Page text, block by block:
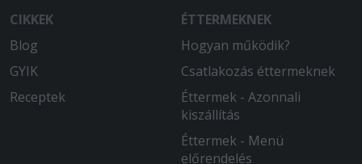
csak nagyon forgalmas időszakokban
haladja meg az egy órát. Igaz, nem túl
sok étterem szállít ki a mi
településünkre, de néhány azért igen,
viszont mi legtöbbször őket választjuk.
És nem is csak rendeléskor, hanem
olyankor is, amikor egyszer-egyszer
szeretnénk elmenni és beülni valahová,
mert nagyon hangulatos, kellemes hely,
CIKKEK
Blog
GYIK
Receptek
ÉTTERMEKNEK
Hogyan működik?
Csatlakozás éttermeknek
Éttermek - Azonnali
kiszállítás
Éttermek - Menü
előrendelés